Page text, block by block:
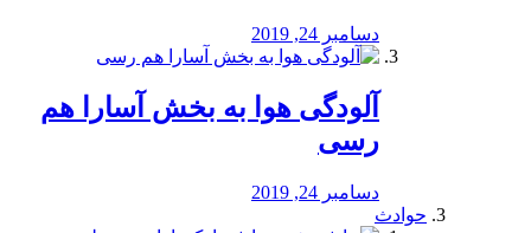
دسامبر 24, 2019
آلودگی هوا به بخش آسارا هم
رسی
دسامبر 24, 2019
حوادث